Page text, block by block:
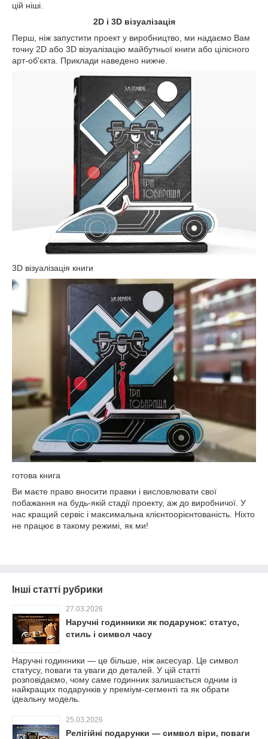
цій ніші.
2D і 3D візуалізація
Перш, ніж запустити проект у виробництво, ми надаємо Вам
точну 2D або 3D візуалізацію майбутньої книги або цілісного
арт-об'єкта. Приклади наведено нижче.
3D візуалізація книги
готова книга
Ви маєте право вносити правки і висловлювати свої
побажання на будь-якій стадії проекту, аж до виробничої. У
нас кращий сервіс і максимальна клієнтоорієнтованість. Ніхто
не працює в такому режимі, як ми!
Інші статті рубрики
27.03.2026
Наручні годинники як подарунок: статус,
стиль і символ часу
Наручні годинники — це більше, ніж аксесуар. Це символ
статусу, поваги та уваги до деталей. У цій статті
розповідаємо, чому саме годинник залишається одним із
найкращих подарунків у преміум-сегменті та як обрати
ідеальну модель.
25.03.2026
Релігійні подарунки — символ віри, поваги